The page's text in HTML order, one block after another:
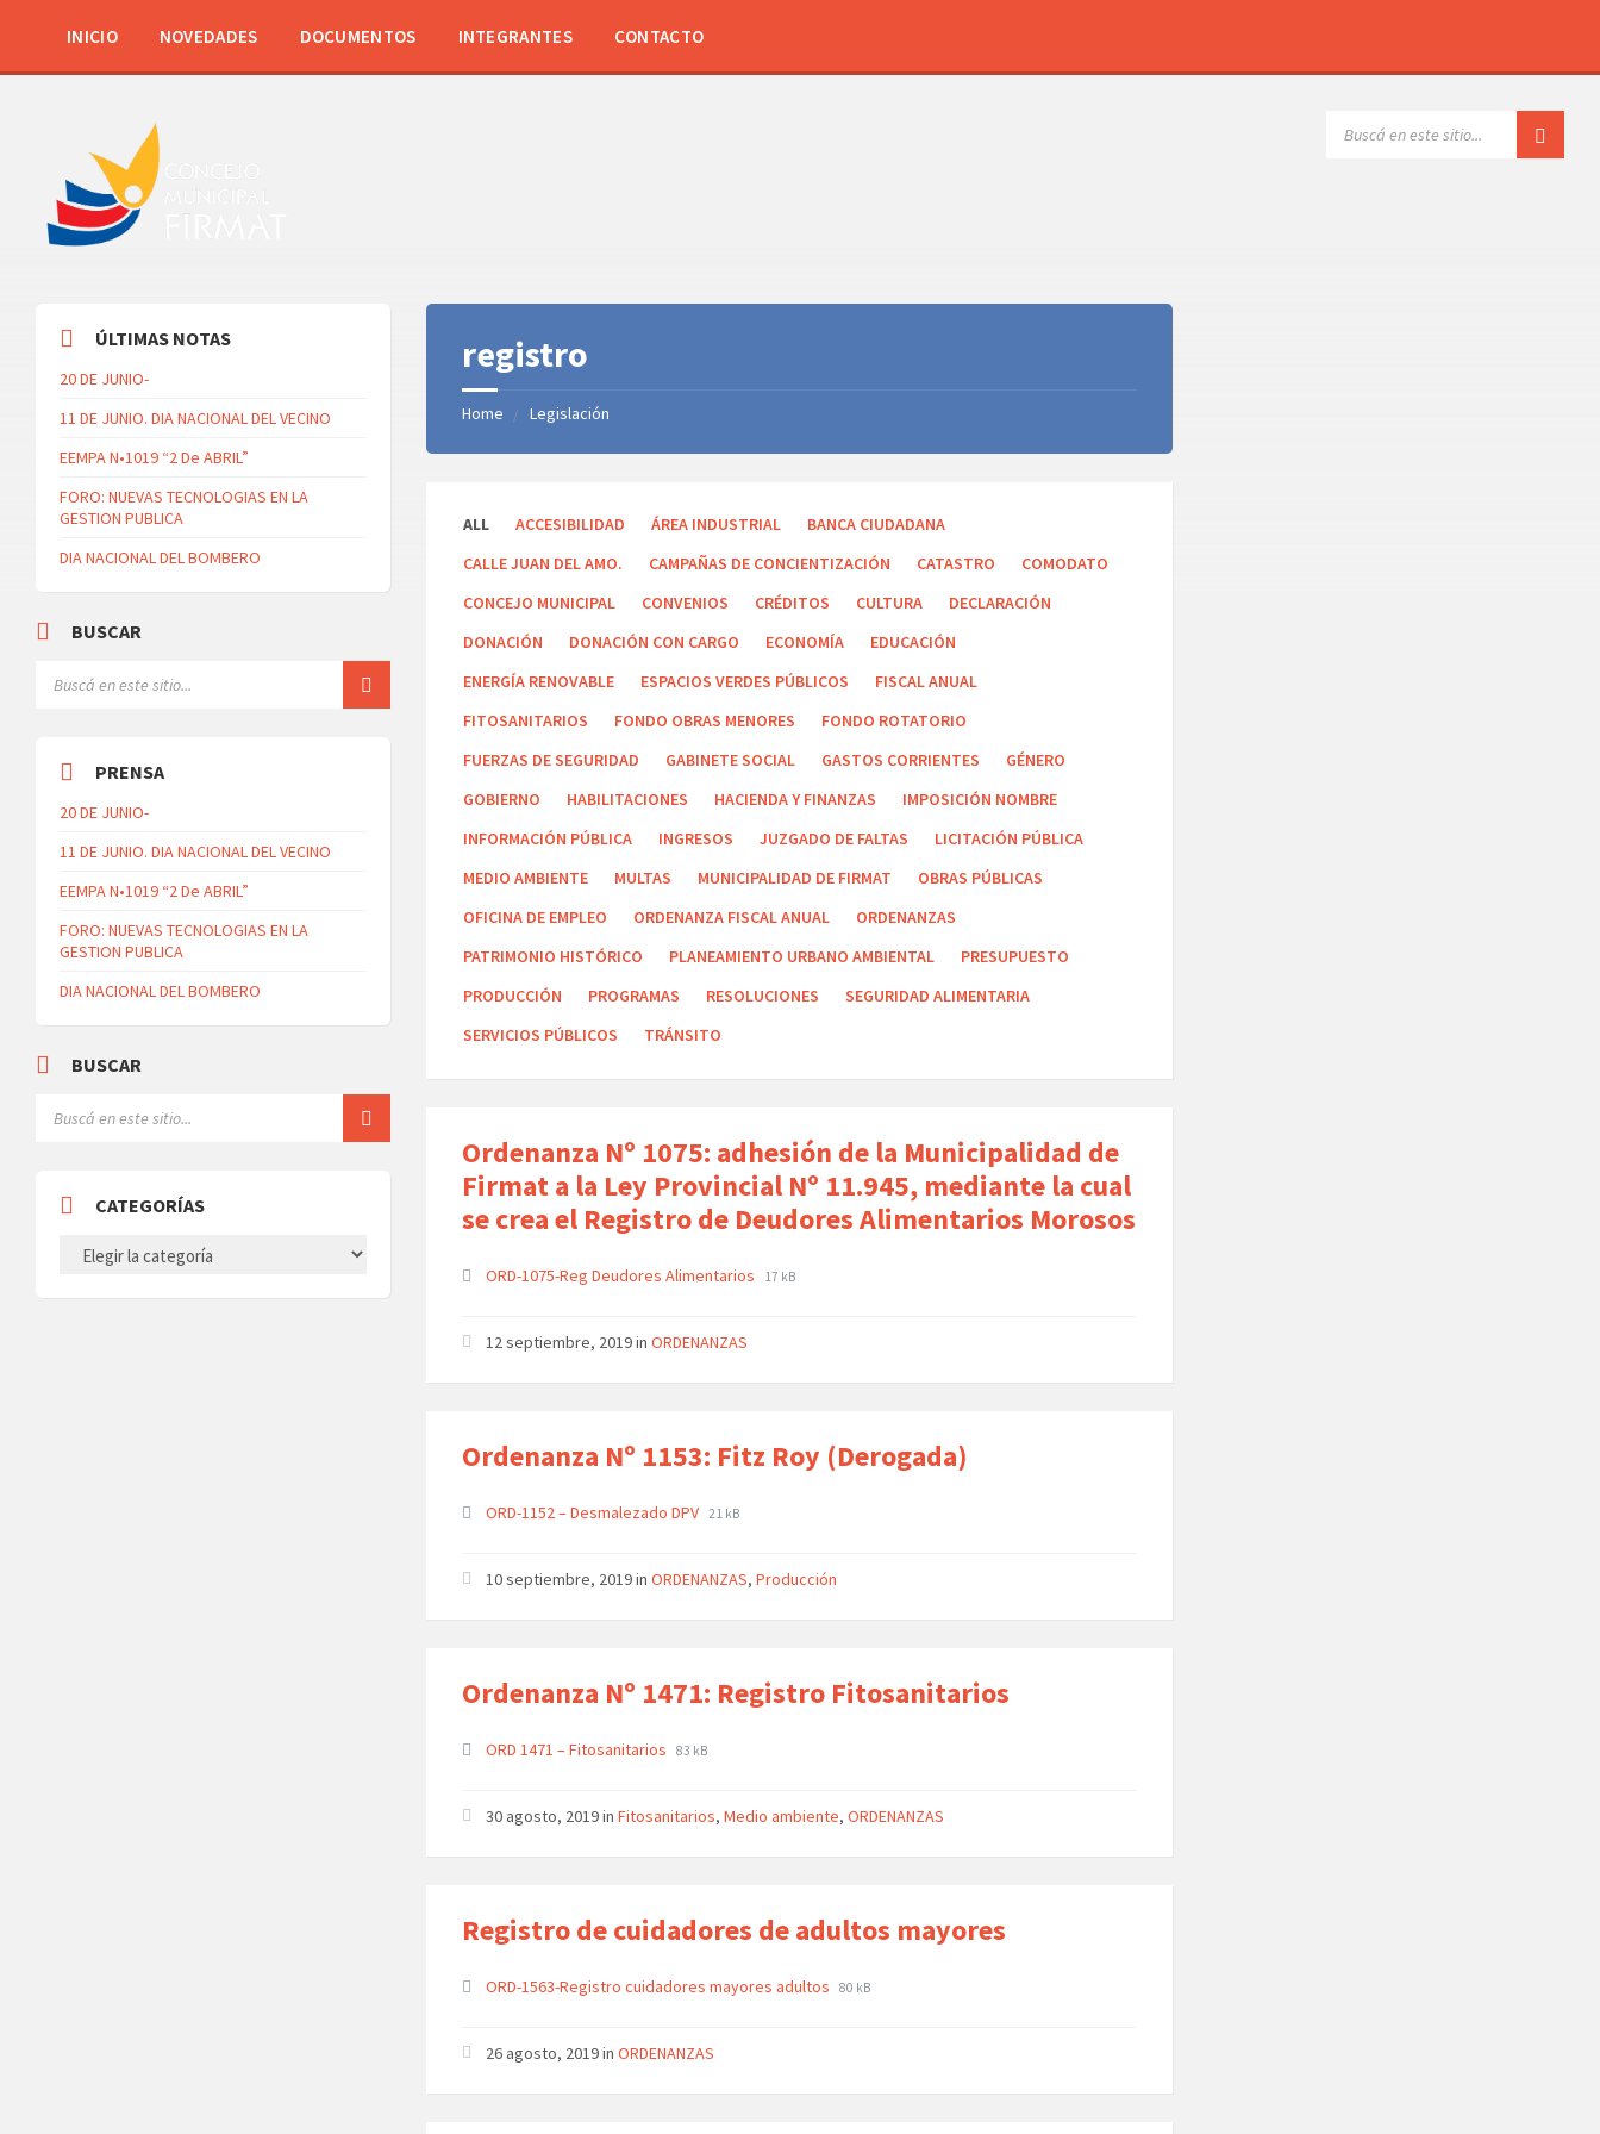
INICIO NOVEDADES DOCUMENTOS INTEGRANTES CONTACTO
registro
Home Legislación
Categories:
ALL ACCESIBILIDAD ÁREA INDUSTRIAL
BANCA CIUDADANA
CALLE JUAN DEL AMO.
CAMPAÑAS DE CONCIENTIZACIÓN CATASTRO
COMODATO
CONCEJO MUNICIPAL
CONVENIOS CRÉDITOS CULTURA
DECLARACIÓN
DONACIÓN
DONACIÓN CON CARGO ECONOMÍA
EDUCACIÓN
ENERGÍA RENOVABLE
ESPACIOS VERDES PÚBLICOS
FISCAL ANUAL
FITOSANITARIOS
FONDO OBRAS MENORES
FONDO ROTATORIO
FUERZAS DE SEGURIDAD
GABINETE SOCIAL GASTOS CORRIENTES
GÉNERO
GOBIERNO
HABILITACIONES HACIENDA Y FINANZAS
IMPOSICIÓN NOMBRE
INFORMACIÓN PÚBLICA
INGRESOS JUZGADO DE FALTAS
LICITACIÓN PÚBLICA
MEDIO AMBIENTE
MULTAS MUNICIPALIDAD DE FIRMAT
OBRAS PÚBLICAS
OFICINA DE EMPLEO
ORDENANZA FISCAL ANUAL
ORDENANZAS
PATRIMONIO HISTÓRICO
PLANEAMIENTO URBANO AMBIENTAL
PRESUPUESTO
PRODUCCIÓN
PROGRAMAS RESOLUCIONES
SEGURIDAD ALIMENTARIA
SERVICIOS PÚBLICOS
TRÁNSITO
Ordenanza Nº 1075: adhesión de la Municipalidad de
Firmat a la Ley Provincial Nº 11.945, mediante la cual
se crea el Registro de Deudores Alimentarios Morosos
ORD-1075-Reg Deudores Alimentarios 17 kB
12 septiembre, 2019inORDENANZAS
Ordenanza Nº 1153: Fitz Roy (Derogada)
ORD-1152 – Desmalezado DPV 21 kB
10 septiembre, 2019inORDENANZAS,Producción
Ordenanza Nº 1471: Registro Fitosanitarios
ORD 1471 – Fitosanitarios 83 kB
30 agosto, 2019inFitosanitarios,Medio ambiente,ORDENANZAS
Registro de cuidadores de adultos mayores
ORD-1563-Registro cuidadores mayores adultos 80 kB
26 agosto, 2019inORDENANZAS
ÚLTIMAS NOTAS
20 DE JUNIO-
11 DE JUNIO. DIA NACIONAL DEL VECINO
EEMPA N•1019 “2 De ABRIL”
FORO: NUEVAS TECNOLOGIAS EN LA
GESTION PUBLICA
DIA NACIONAL DEL BOMBERO
BUSCAR
PRENSA
20 DE JUNIO-
11 DE JUNIO. DIA NACIONAL DEL VECINO
EEMPA N•1019 “2 De ABRIL”
FORO: NUEVAS TECNOLOGIAS EN LA
GESTION PUBLICA
DIA NACIONAL DEL BOMBERO
BUSCAR
CATEGORÍAS